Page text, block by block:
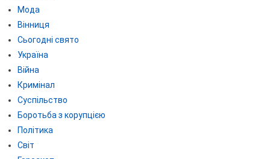
Мода
Вінниця
Сьогодні свято
Україна
Війна
Кримінал
Суспільство
Боротьба з корупцією
Політика
Світ